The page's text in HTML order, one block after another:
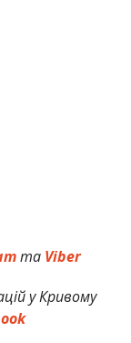
та Viber
у Кривому